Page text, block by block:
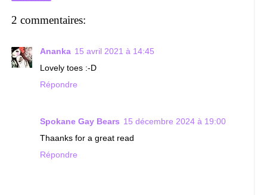
2 commentaires:
Ananka 15 avril 2021 à 14:45
Lovely toes :-D
Répondre
Spokane Gay Bears 15 décembre 2024 à 19:00
Thaanks for a great read
Répondre